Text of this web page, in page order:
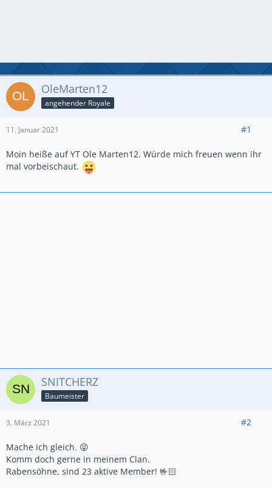
OleMarten12
angehender Royale
11. Januar 2021 #1
Moin heiße auf YT Ole Marten12. Würde mich freuen wenn ihr
mal vorbeischaut.
SNITCHERZ
Baumeister
3. März 2021 #2
Mache ich gleich. 😜
Komm doch gerne in meinem Clan.
Rabensöhne, sind 23 aktive Member! 🤟🏻